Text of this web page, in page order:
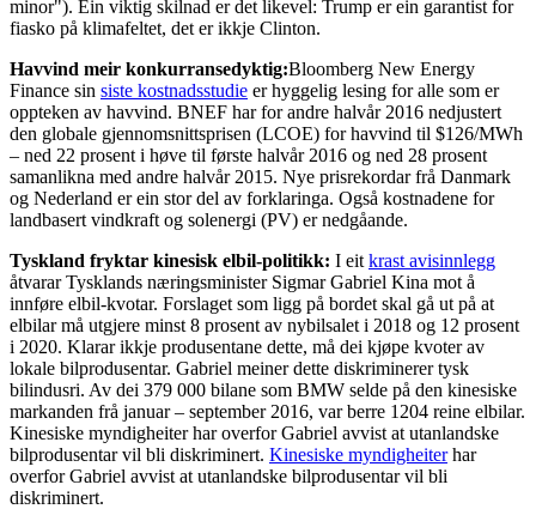
minor"). Ein viktig skilnad er det likevel: Trump er ein garantist for
fiasko på klimafeltet, det er ikkje Clinton.
Havvind meir konkurransedyktig:Bloomberg New Energy
Finance sin siste kostnadsstudie er hyggelig lesing for alle som er
oppteken av havvind. BNEF har for andre halvår 2016 nedjustert
den globale gjennomsnittsprisen (LCOE) for havvind til $126/MWh
– ned 22 prosent i høve til første halvår 2016 og ned 28 prosent
samanlikna med andre halvår 2015. Nye prisrekordar frå Danmark
og Nederland er ein stor del av forklaringa. Også kostnadene for
landbasert vindkraft og solenergi (PV) er nedgåande.
Tyskland fryktar kinesisk elbil-politikk: I eit krast avisinnlegg
åtvarar Tysklands næringsminister Sigmar Gabriel Kina mot å
innføre elbil-kvotar. Forslaget som ligg på bordet skal gå ut på at
elbilar må utgjere minst 8 prosent av nybilsalet i 2018 og 12 prosent
i 2020. Klarar ikkje produsentane dette, må dei kjøpe kvoter av
lokale bilprodusentar. Gabriel meiner dette diskriminerer tysk
bilindusri. Av dei 379 000 bilane som BMW selde på den kinesiske
markanden frå januar – september 2016, var berre 1204 reine elbilar.
Kinesiske myndigheiter har overfor Gabriel avvist at utanlandske
bilprodusentar vil bli diskriminert. Kinesiske myndigheiterhar
overfor Gabriel avvist at utanlandske bilprodusentar vil bli
diskriminert.